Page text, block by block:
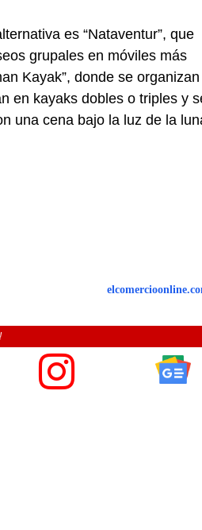
es “Nataventur”, que
grupales en móviles más
Kayak”, donde se organizan
en kayaks dobles o triples y
una cena bajo la luz de la